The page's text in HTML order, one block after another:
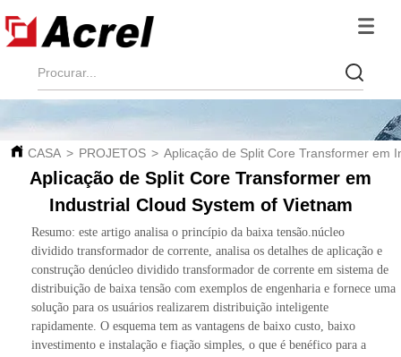
CASA > PROJETOS > Aplicação de Split Core Transformer em
Aplicação de Split Core Transformer em
Industrial Cloud System of Vietnam